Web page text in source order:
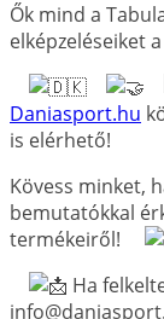
Ők mind a
elképzeléseiket
Daniasport.hu
is elérhető!
Kövess minket,
bemutatókkal
termékeiről!
Ha